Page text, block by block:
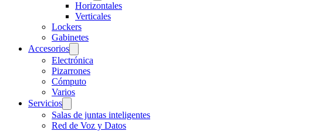
Horizontales
Verticales
Lockers
Gabinetes
Accesorios
Electrónica
Pizarrones
Cómputo
Varios
Servicios
Salas de juntas inteligentes
Red de Voz y Datos